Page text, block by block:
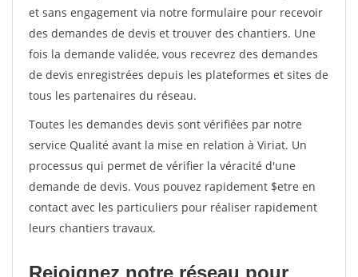
et sans engagement via notre formulaire pour recevoir
des demandes de devis et trouver des chantiers. Une
fois la demande validée, vous recevrez des demandes
de devis enregistrées depuis les plateformes et sites de
tous les partenaires du réseau.
Toutes les demandes devis sont vérifiées par notre
service Qualité avant la mise en relation à Viriat. Un
processus qui permet de vérifier la véracité d'une
demande de devis. Vous pouvez rapidement $etre en
contact avec les particuliers pour réaliser rapidement
leurs chantiers travaux.
Rejoignez notre réseau pour